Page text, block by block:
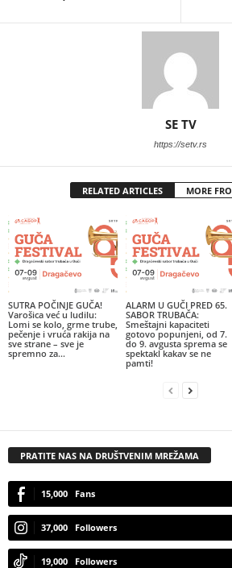
SE TV
https://setv.rs
RELATED ARTICLES MORE
SUTRA POČINJE GUČA!
Varošica već u ludilu:
Lomi se kolo, grme trube,
pečenje i vruća rakija na
sve strane – sve je
spremno za...
ALARM U GUČI PRED 65.
SABOR TRUBAČA:
Smeštajni kapaciteti
gotovo popunjeni, od 7.
do 9. avgusta sprema se
spektakl kakav se ne
pamti!
PRATITE NAS NA DRUŠTVENIM MREŽAMA
15,000 Fans
37,000 Followers
19,000 Followers